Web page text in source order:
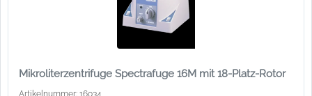
Mikroliterzentrifuge Spectrafuge 16M mit 18-Platz-Rotor
Artikelnummer: 16034